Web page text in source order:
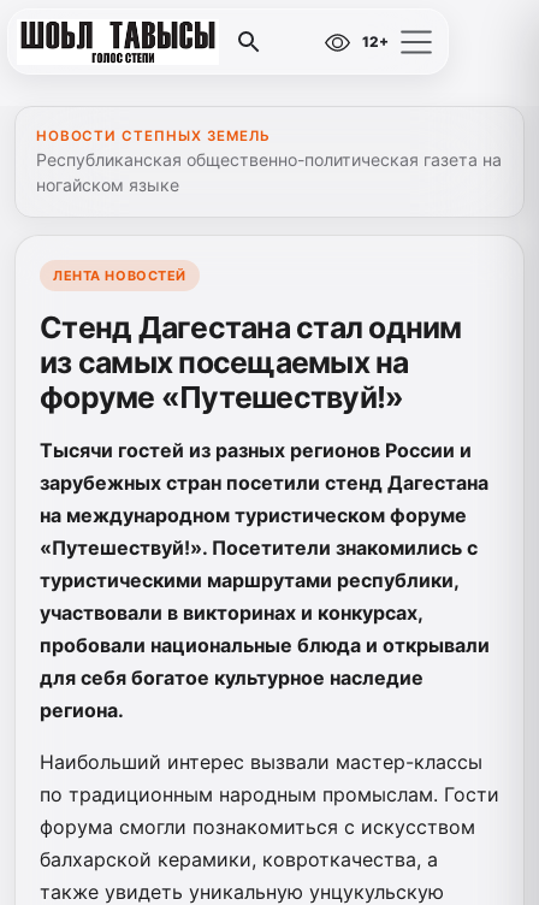
12+
НОВОСТИ СТЕПНЫХ ЗЕМЕЛЬ
Республиканская общественно-политическая газета на
ногайском языке
ЛЕНТА НОВОСТЕЙ
Стенд Дагестана стал одним
из самых посещаемых на
форуме «Путешествуй!»
Тысячи гостей из разных регионов России и
зарубежных стран посетили стенд Дагестана
на международном туристическом форуме
«Путешествуй!». Посетители знакомились с
туристическими маршрутами республики,
участвовали в викторинах и конкурсах,
пробовали национальные блюда и открывали
для себя богатое культурное наследие
региона.
Наибольший интерес вызвали мастер-классы
по традиционным народным промыслам. Гости
форума смогли познакомиться с искусством
балхарской керамики, ковроткачества, а
также увидеть уникальную унцукульскую